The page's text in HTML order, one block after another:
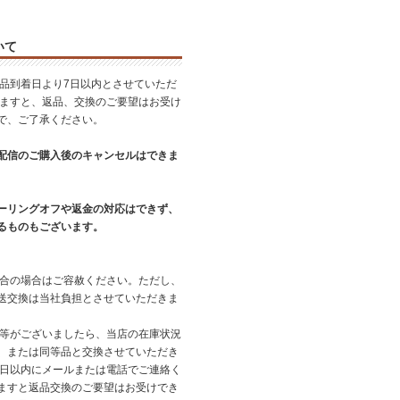
て
到着日より7日以内とさせていただ
すと、返品、交換のご要望はお受け
ご了承ください。
のご購入後のキャンセルはできま
ングオフや返金の対応はできず、
のもございます。
の場合はご容赦ください。ただし、
交換は当社負担とさせていただきま
がございましたら、当店の在庫状況
または同等品と交換させていただき
以内にメールまたは電話でご連絡く
すと返品交換のご要望はお受けでき